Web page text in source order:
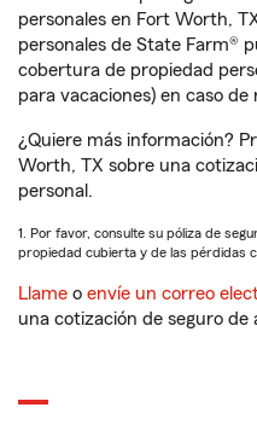
personales en Fort Worth,
personales de State Farm®
cobertura de propiedad
para vacaciones) en caso
¿Quiere más información?
Worth, TX sobre una
personal.
1. Por favor, consulte su póliza de
propiedad cubierta y de las pérdidas
Llame o envíe un correo
una cotización de seguro de